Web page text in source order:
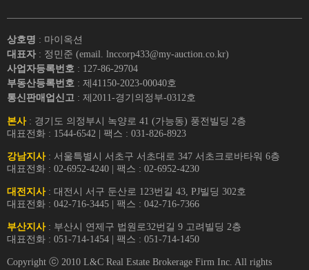
상호명 : 마이옥션
대표자 : 정민준 (email. lnccorp433@my-auction.co.kr)
사업자등록번호 : 127-86-29704
부동산등록번호 : 제41150-2023-00040호
통신판매업신고 : 제2011-경기의정부-0312호
본사: 경기도 의정부시 녹양로 41 (가능동) 풍전빌딩 2층
대표전화 : 1544-6542 | 팩스 : 031-826-8923
강남지사: 서울특별시 서초구 서초대로 347 서초크로바타워 6층
대표전화 : 02-6952-4240 | 팩스 : 02-6952-4230
대전지사: 대전시 서구 둔산로 123번길 43, PJ빌딩 302호
대표전화 : 042-716-3445 | 팩스 : 042-716-7366
부산지사: 부산시 연제구 법원로32번길 9 고려빌딩 2층
대표전화 : 051-714-1454 | 팩스 : 051-714-1450
Copyright ⓒ 2010 L&C Real Estate Brokerage Firm Inc. All rights